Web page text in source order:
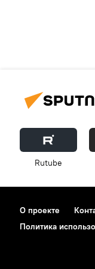
Rutube
О проекте
Политика